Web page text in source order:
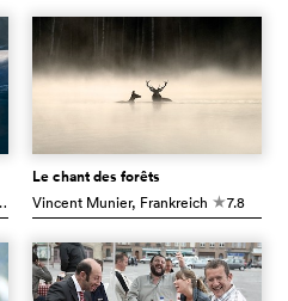
Le chant des forêts
Vincent Munier, Frankreich c7.8